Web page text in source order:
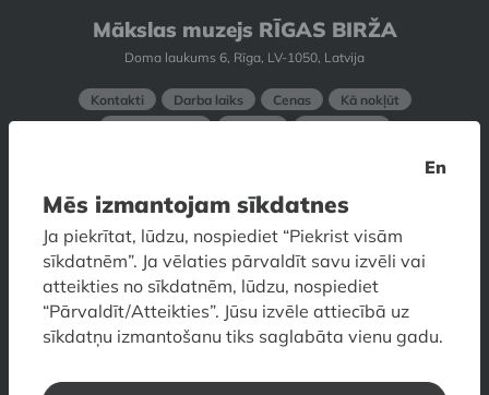
Mākslas muzejs RĪGAS BIRŽA
Doma laukums 6, Rīga, LV-1050, Latvija
Kontakti Darba laiks Cenas
Kā nokļūt
Dekoratīvās mākslas un dizaina
muzejs
Skārņu iela 10, Rīga, LV-1050, Latvija
Kontakti Darba laiks Cenas
Kā nokļūt
Piekļūstamība
Skolām
En
Mēs izmantojam sīkdatnes
Ja piekrītat, lūdzu, nospiediet “Piekrist visām
sīkdatnēm”. Ja vēlaties pārvaldīt savu izvēli vai
atteikties no sīkdatnēm, lūdzu, nospiediet
“Pārvaldīt/Atteikties”. Jūsu izvēle attiecībā uz
sīkdatņu izmantošanu tiks saglabāta vienu gadu.